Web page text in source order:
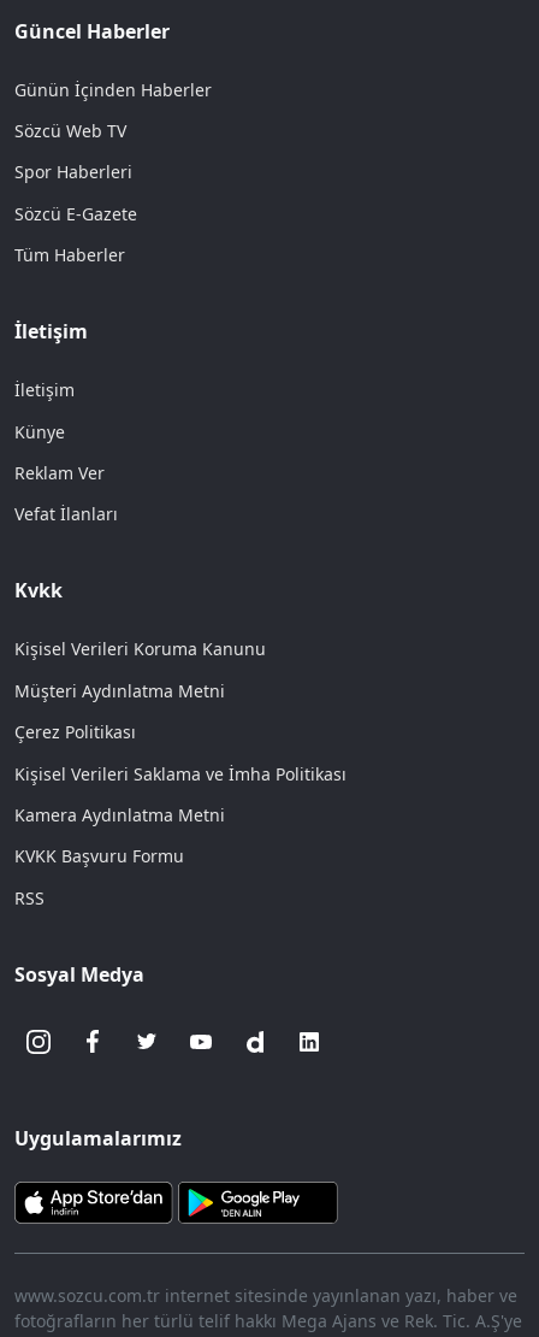
Güncel Haberler
Günün İçinden Haberler
Sözcü Web TV
Spor Haberleri
Sözcü E-Gazete
Tüm Haberler
İletişim
İletişim
Künye
Reklam Ver
Vefat İlanları
Kvkk
Kişisel Verileri Koruma Kanunu
Müşteri Aydınlatma Metni
Çerez Politikası
Kişisel Verileri Saklama ve İmha Politikası
Kamera Aydınlatma Metni
KVKK Başvuru Formu
RSS
Sosyal Medya
Uygulamalarımız
www.sozcu.com.tr internet sitesinde yayınlanan yazı, haber ve
fotoğrafların her türlü telif hakkı Mega Ajans ve Rek. Tic. A.Ş'ye